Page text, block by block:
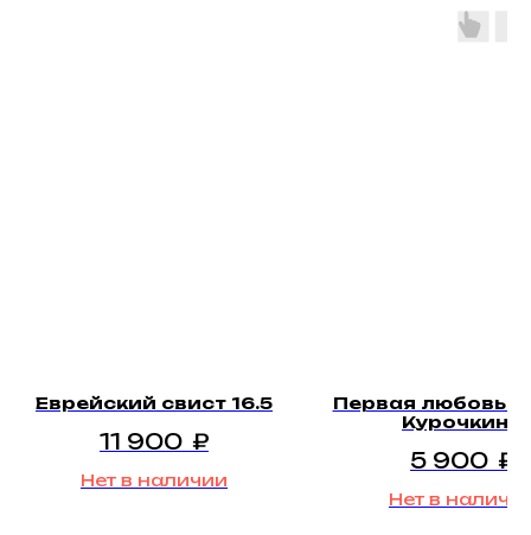
Еврейский свист 16.5
11 900 ₽
Нет в наличии
Первая любовь
Курочкина
5 900 ₽
Нет в